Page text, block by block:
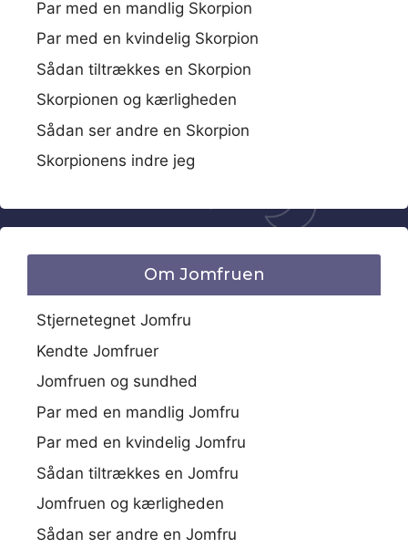
Par med en mandlig Skorpion
Par med en kvindelig Skorpion
Sådan tiltrækkes en Skorpion
Skorpionen og kærligheden
Sådan ser andre en Skorpion
Skorpionens indre jeg
Om Jomfruen
Stjernetegnet Jomfru
Kendte Jomfruer
Jomfruen og sundhed
Par med en mandlig Jomfru
Par med en kvindelig Jomfru
Sådan tiltrækkes en Jomfru
Jomfruen og kærligheden
Sådan ser andre en Jomfru